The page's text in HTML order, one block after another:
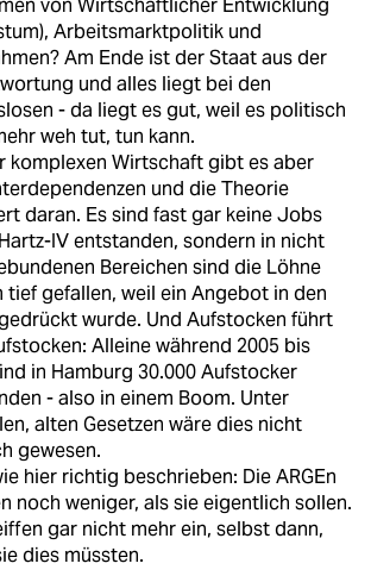
von Wirtschaftlicher Entwicklung
Arbeitsmarktpolitik und
Am Ende ist der Staat aus der
und alles liegt bei den
- da liegt es gut, weil es politisch
weh tut, tun kann.
komplexen Wirtschaft gibt es aber
und die Theorie
daran. Es sind fast gar keine Jobs
IV entstanden, sondern in nicht
Bereichen sind die Löhne
tief gefallen, weil ein Angebot in den
wurde. Und Aufstocken führt
Alleine während 2005 bis
in Hamburg 30.000 Aufstocker
- also in einem Boom. Unter
alten Gesetzen wäre dies nicht
gewesen.
hier richtig beschrieben: Die ARGEn
noch weniger, als sie eigentlich sollen.
gar nicht mehr ein, selbst dann,
dies müssten.